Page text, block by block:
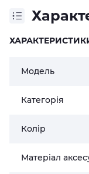
Модель
Категорія
Колір
Матеріал